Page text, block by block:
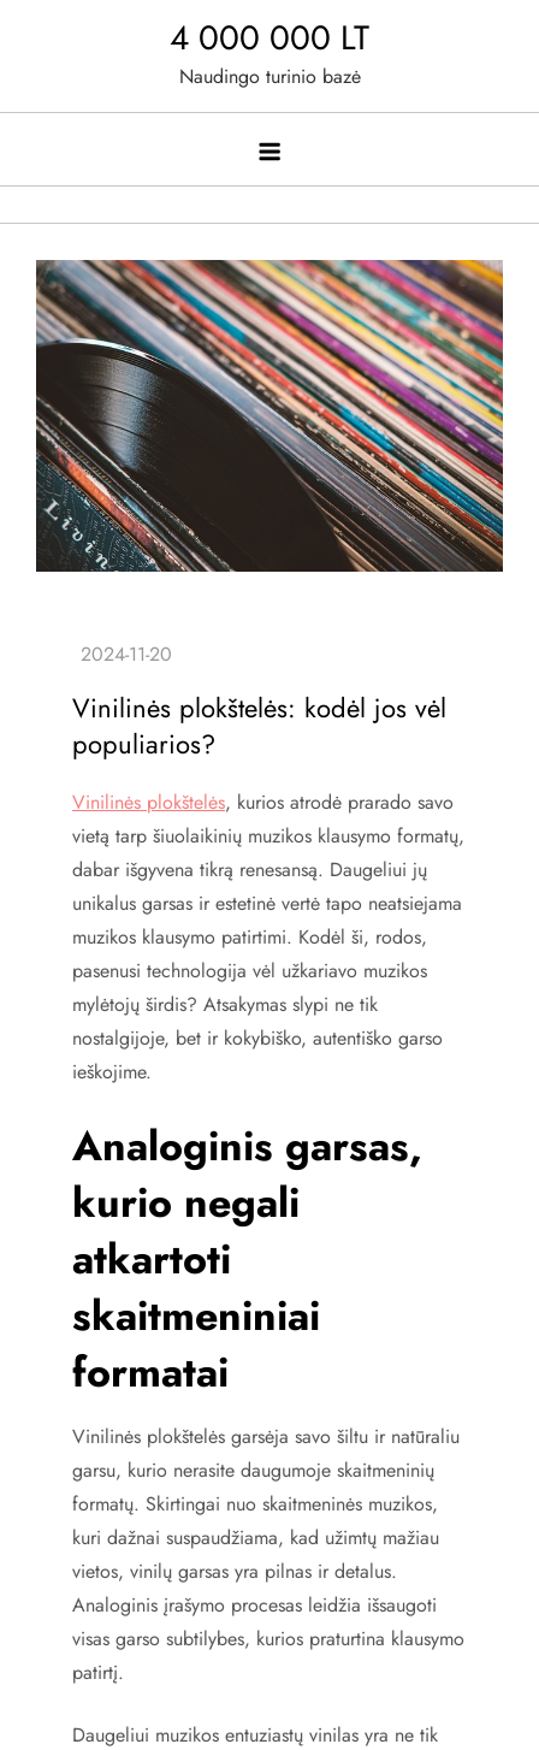
4 000 000 LT
Naudingo turinio bazė
Vinilinės plokštelės: kodėl jos vėl
populiarios?
Vinilinės plokštelės, kurios atrodė prarado savo
vietą tarp šiuolaikinių muzikos klausymo formatų,
dabar išgyvena tikrą renesansą. Daugeliui jų
unikalus garsas ir estetinė vertė tapo neatsiejama
muzikos klausymo patirtimi. Kodėl ši, rodos,
pasenusi technologija vėl užkariavo muzikos
mylėtojų širdis? Atsakymas slypi ne tik
nostalgijoje, bet ir kokybiško, autentiško garso
ieškojime.
Analoginis garsas,
kurio negali
atkartoti
skaitmeniniai
formatai
Vinilinės plokštelės garsėja savo šiltu ir natūraliu
garsu, kurio nerasite daugumoje skaitmeninių
formatų. Skirtingai nuo skaitmeninės muzikos,
kuri dažnai suspaudžiama, kad užimtų mažiau
vietos, vinilų garsas yra pilnas ir detalus.
Analoginis įrašymo procesas leidžia išsaugoti
visas garso subtilybes, kurios praturtina klausymo
patirtį.
Daugeliui muzikos entuziastų vinilas yra ne tik